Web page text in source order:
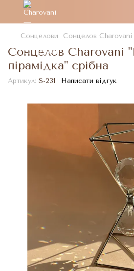
Сонцелови Сонцелов Charovani
Сонцелов Charovani
пірамідка" срібна
Артикул: S-231 Написати відгук